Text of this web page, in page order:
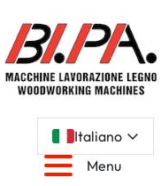
Italiano
Menu